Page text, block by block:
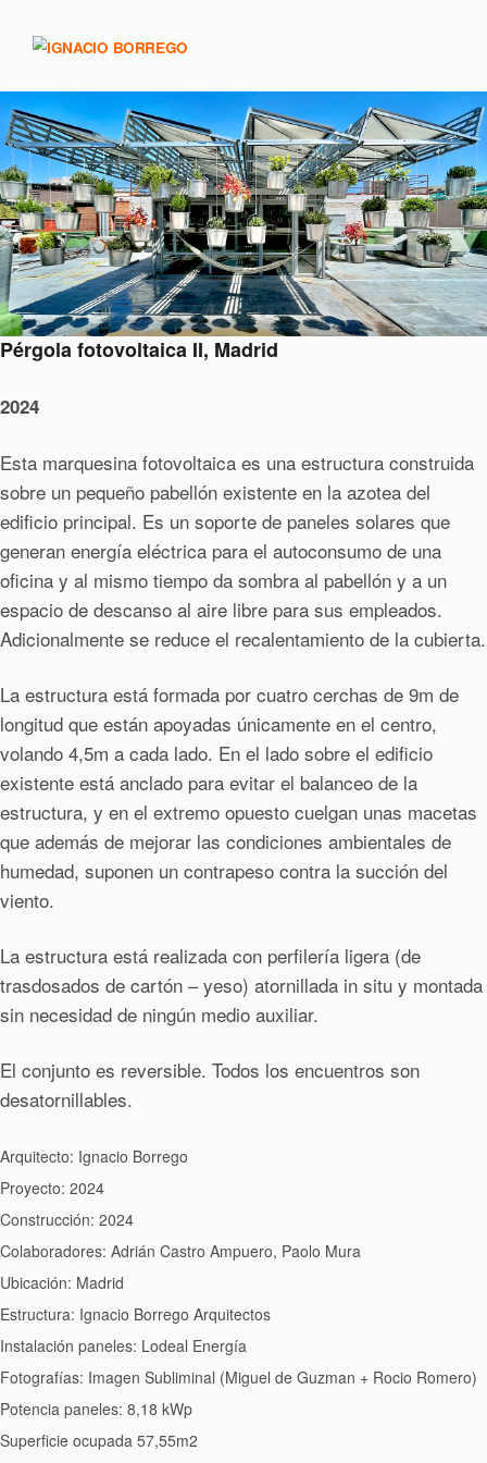
Pérgola fotovoltaica II, Madrid
2024
Esta marquesina fotovoltaica es una estructura construida
sobre un pequeño pabellón existente en la azotea del
edificio principal. Es un soporte de paneles solares que
generan energía eléctrica para el autoconsumo de una
oficina y al mismo tiempo da sombra al pabellón y a un
espacio de descanso al aire libre para sus empleados.
Adicionalmente se reduce el recalentamiento de la cubierta.
La estructura está formada por cuatro cerchas de 9m de
longitud que están apoyadas únicamente en el centro,
volando 4,5m a cada lado. En el lado sobre el edificio
existente está anclado para evitar el balanceo de la
estructura, y en el extremo opuesto cuelgan unas macetas
que además de mejorar las condiciones ambientales de
humedad, suponen un contrapeso contra la succión del
viento.
La estructura está realizada con perfilería ligera (de
trasdosados de cartón – yeso) atornillada in situ y montada
sin necesidad de ningún medio auxiliar.
El conjunto es reversible. Todos los encuentros son
desatornillables.
Arquitecto: Ignacio Borrego
Proyecto: 2024
Construcción: 2024
Colaboradores: Adrián Castro Ampuero, Paolo Mura
Ubicación: Madrid
Estructura: Ignacio Borrego Arquitectos
Instalación paneles: Lodeal Energía
Fotografías: Imagen Subliminal (Miguel de Guzman + Rocio Romero)
Potencia paneles: 8,18 kWp
Superficie ocupada 57,55m2